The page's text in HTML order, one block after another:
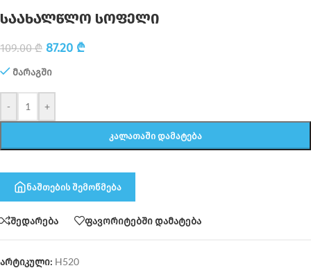
საახალწლო სოფელი
109.00₾ 87.20 ₾
მარაგში
- +
ᲙᲐᲚᲐᲗᲐᲨᲘ ᲓᲐᲛᲐᲢᲔᲑᲐ
ნაშთების შემოწმება
შედარება ფავორიტებში დამატება
არტიკული: H520